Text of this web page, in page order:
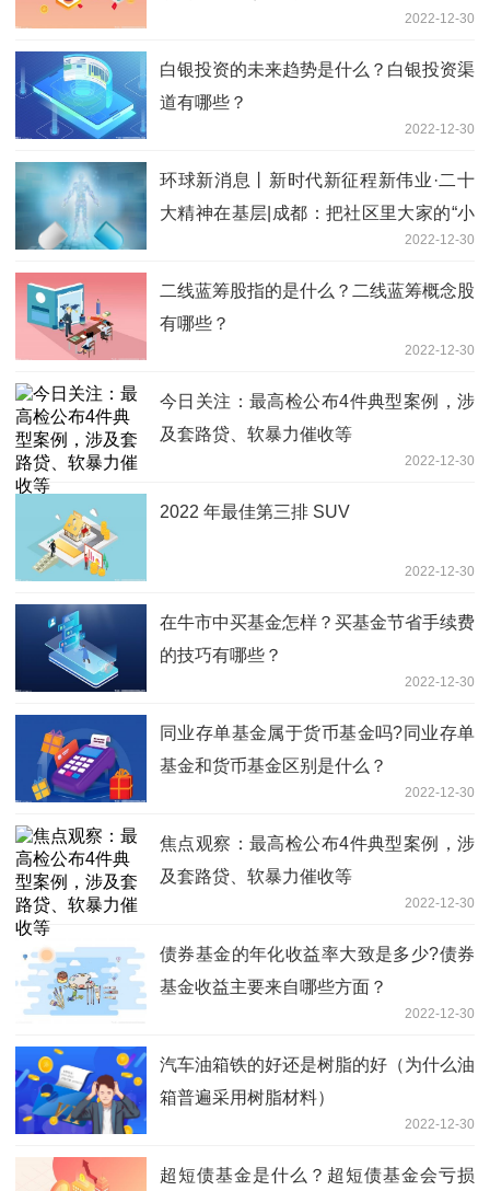
2022-12-30
白银投资的未来趋势是什么？白银投资渠
道有哪些？
2022-12-30
环球新消息丨新时代新征程新伟业·二十
大精神在基层|成都：把社区里大家的“小
2022-12-30
二线蓝筹股指的是什么？二线蓝筹概念股
有哪些？
2022-12-30
今日关注：最高检公布4件典型案例，涉
及套路贷、软暴力催收等
2022-12-30
2022 年最佳第三排 SUV
2022-12-30
在牛市中买基金怎样？买基金节省手续费
的技巧有哪些？
2022-12-30
同业存单基金属于货币基金吗?同业存单
基金和货币基金区别是什么？
2022-12-30
焦点观察：最高检公布4件典型案例，涉
及套路贷、软暴力催收等
2022-12-30
债券基金的年化收益率大致是多少?债券
基金收益主要来自哪些方面？
2022-12-30
汽车油箱铁的好还是树脂的好（为什么油
箱普遍采用树脂材料）
2022-12-30
超短债基金是什么？超短债基金会亏损